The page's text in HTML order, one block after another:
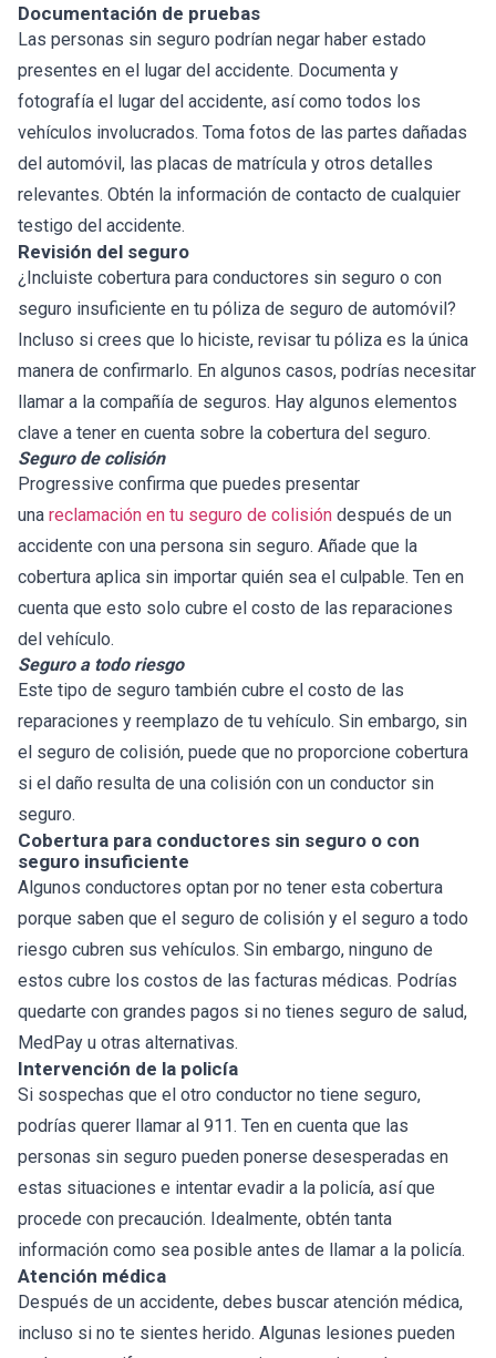
Documentación de pruebas
Las personas sin seguro podrían negar haber estado
presentes en el lugar del accidente. Documenta y
fotografía el lugar del accidente, así como todos los
vehículos involucrados. Toma fotos de las partes dañadas
del automóvil, las placas de matrícula y otros detalles
relevantes. Obtén la información de contacto de cualquier
testigo del accidente.
Revisión del seguro
¿Incluiste cobertura para conductores sin seguro o con
seguro insuficiente en tu póliza de seguro de automóvil?
Incluso si crees que lo hiciste, revisar tu póliza es la única
manera de confirmarlo. En algunos casos, podrías necesitar
llamar a la compañía de seguros. Hay algunos elementos
clave a tener en cuenta sobre la cobertura del seguro.
Seguro de colisión
Progressive confirma que puedes presentar
una reclamación en tu seguro de colisión después de un
accidente con una persona sin seguro. Añade que la
cobertura aplica sin importar quién sea el culpable. Ten en
cuenta que esto solo cubre el costo de las reparaciones
del vehículo.
Seguro a todo riesgo
Este tipo de seguro también cubre el costo de las
reparaciones y reemplazo de tu vehículo. Sin embargo, sin
el seguro de colisión, puede que no proporcione cobertura
si el daño resulta de una colisión con un conductor sin
seguro.
Cobertura para conductores sin seguro o con
seguro insuficiente
Algunos conductores optan por no tener esta cobertura
porque saben que el seguro de colisión y el seguro a todo
riesgo cubren sus vehículos. Sin embargo, ninguno de
estos cubre los costos de las facturas médicas. Podrías
quedarte con grandes pagos si no tienes seguro de salud,
MedPay u otras alternativas.
Intervención de la policía
Si sospechas que el otro conductor no tiene seguro,
podrías querer llamar al 911. Ten en cuenta que las
personas sin seguro pueden ponerse desesperadas en
estas situaciones e intentar evadir a la policía, así que
procede con precaución. Idealmente, obtén tanta
información como sea posible antes de llamar a la policía.
Atención médica
Después de un accidente, debes buscar atención médica,
incluso si no te sientes herido. Algunas lesiones pueden